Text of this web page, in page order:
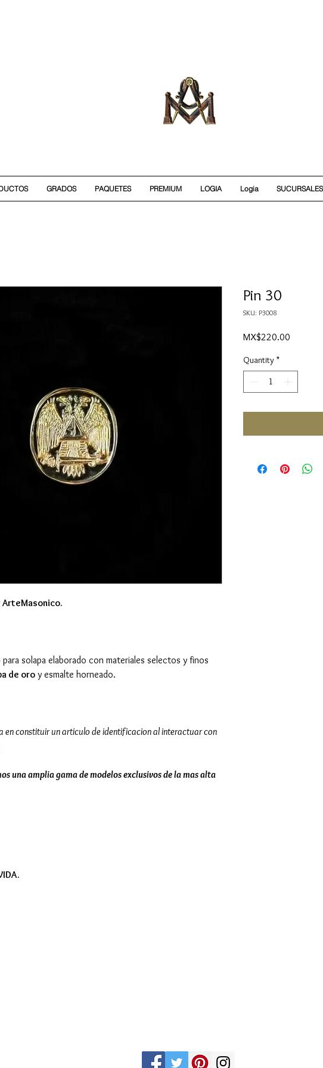
GRADOS PAQUETES PREMIUM LOGIA Logia SUCURSALES
ArteMasonico.
solapa elaborado con materiales selectos y finos
de oro y esmalte horneado.
en constituir un articulo de identificacion al interactuar con
una amplia gama de modelos exclusivos de la mas alta
Pin 30
SKU: P3008
MX$220.00
Quantity *